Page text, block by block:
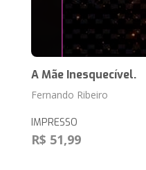
A Mãe Inesquecível.
Fernando Ribeiro
IMPRESSO
R$ 51,99